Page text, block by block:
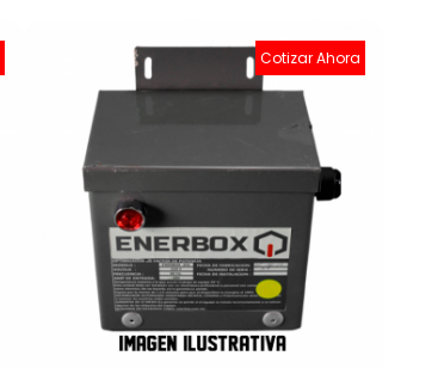
Cotizar Ahora